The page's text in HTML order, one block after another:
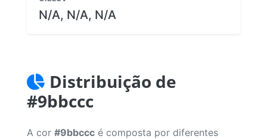
N/A, N/A, N/A
Distribuição de
#9bbccc
A cor #9bbccc é composta por diferentes